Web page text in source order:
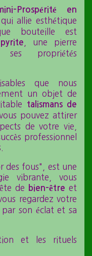
Prospérité en
allie esthétique
bouteille est
pyrite , une pierre
propriétés
que nous
un objet de
talismans de
pouvez attirer
de votre vie,
professionnel
des fous", est une
vibrante, vous
de bien-être et
regardez votre
par son éclat et sa
et les rituels